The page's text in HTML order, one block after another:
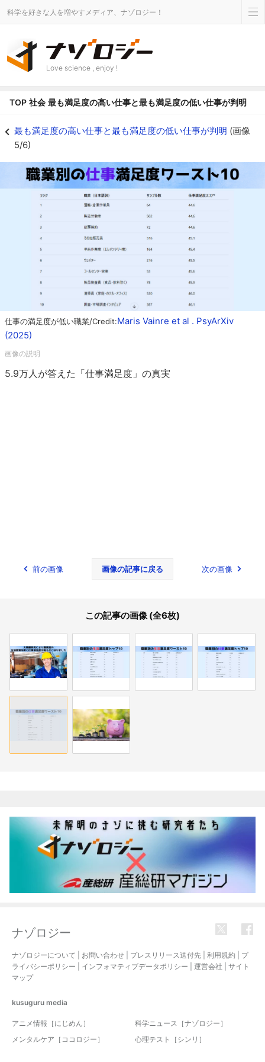
科学を好きな人を増やすメディア、ナゾロジー！
Love science , enjoy !
TOP 社会 最も満足度の高い仕事と最も満足度の低い仕事が判明
最も満足度の高い仕事と最も満足度の低い仕事が判明 (画像
5/6)
仕事の満足度が低い職業/Credit:Maris Vainre et al . PsyArXiv
(2025)
5.9万人が答えた「仕事満足度」の真実
前の画像 画像の記事に戻る 次の画像
この記事の画像 (全6枚)
ナゾロジー
ナゾロジーについて お問い合わせ プレスリリース送付先 利用規約
プ
ライバシーポリシー
インフォマティブデータポリシー 運営会社
サイト
マップ
kusuguru media
アニメ情報［にじめん］
科学ニュース［ナゾロジー］
メンタルケア［ココロジー］
心理テスト［シンリ］